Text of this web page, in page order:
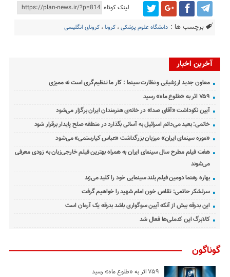
لینک کوتاه
برچسب ها : دانشگاه علوم پزشکی ،کرونا ،کرونای انگلیسی
آخرین اخبار
معاون جدید ارزشیابی و نظارت سینما : کار ما تنظیم‌گری است نه ممیزی
۷۵۹ اثر به «طلوع ماه» رسید
آیین نکوداشت «آقای صدا» در خانه‌ی هنرمندان ایران برگزار می‌شود
خاتمی: بعید می‌دانم اسرائیل به آسانی بگذارد در منطقه صلح پایدار برقرار شود
«موزه سینمای ایران» میزبان بزرگداشت «عباس کیارستمی» می‌شود
هفت فیلم مطرح سال سینمای ایران به همراه بهترین فیلم خارجی‌زبان به زودی معرفی
می‌شوند
بهاره رهنما دومین فیلم بلند سینمایی خود را کلید می‌زند
سرلشکر حاتمی: تقاص خون امام شهید را خواهیم گرفت
این بدرقه بیش از آنکه آیین سوگواری باشد بدرقه یک آرمان است
کالابرگ این کدملی‌ها فعال شد
گوناگون
۷۵۹ اثر به «طلوع ماه» رسید